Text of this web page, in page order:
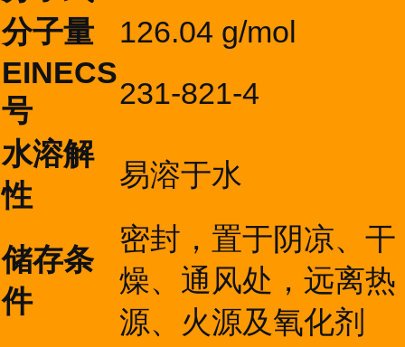
分子量
126.04 g/mol
EINECS
号
231-821-4
水溶解
性
易溶于水
储存条
件
密封，置于阴凉、干
燥、通风处，远离热
源、火源及氧化剂